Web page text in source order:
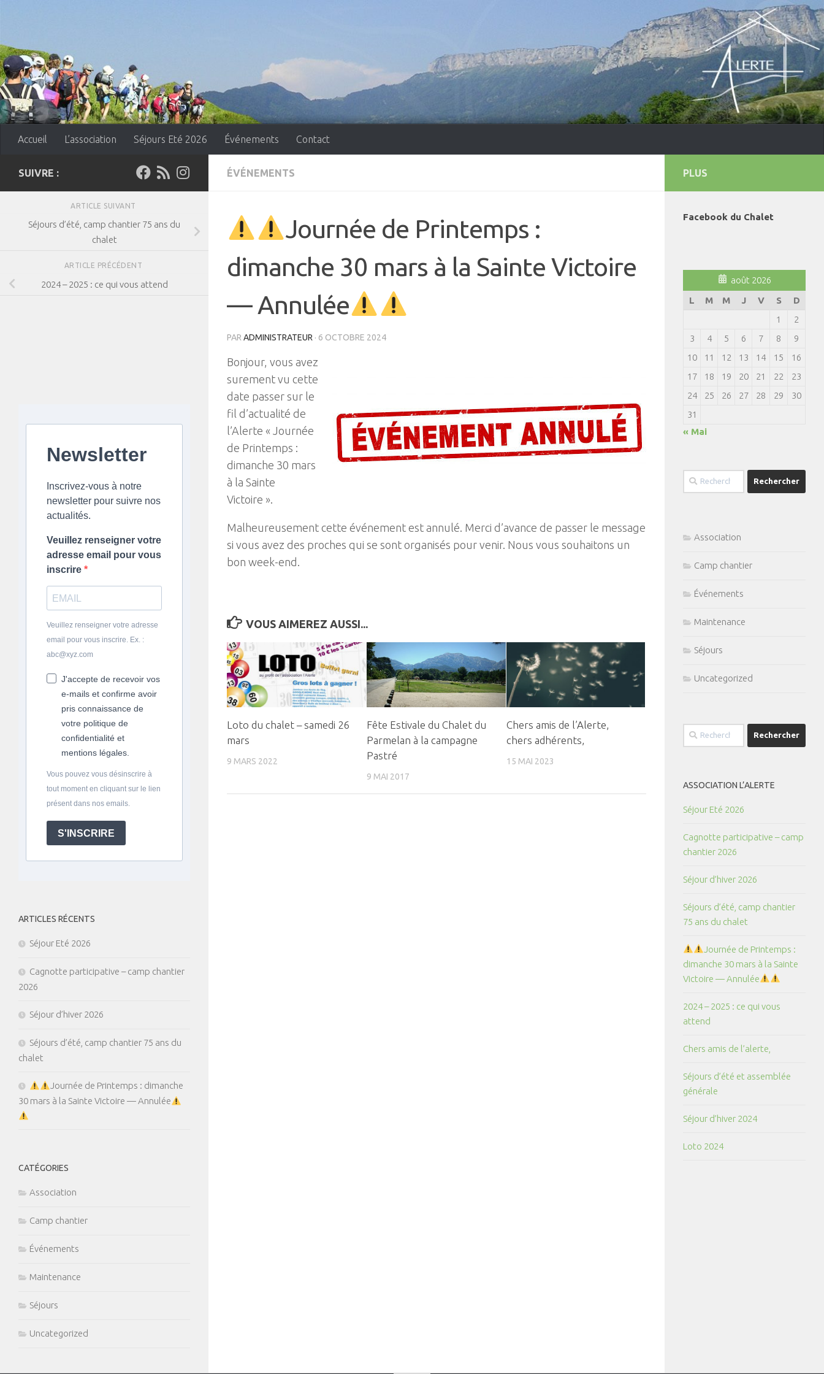
Accueil L’association Séjours Eté 2026 Événements Contact
ÉVÉNEMENTS
Journée de Printemps :
dimanche 30 mars à la Sainte Victoire
— Annulée
PAR ADMINISTRATEUR · 6 OCTOBRE 2024
Bonjour, vous avez
surement vu cette
date passer sur le
fil d’actualité de
l’Alerte « Journée
de Printemps :
dimanche 30 mars
à la Sainte
Victoire ».
Malheureusement cette événement est annulé. Merci d’avance de passer le message
si vous avez des proches qui se sont organisés pour venir. Nous vous souhaitons un
bon week-end.
VOUS AIMEREZ AUSSI...
Loto du chalet – samedi 26
mars
9 MARS 2022
Fête Estivale du Chalet du
Parmelan à la campagne
Pastré
9 MAI 2017
Chers amis de l’Alerte,
chers adhérents,
15 MAI 2023
SUIVRE :
ARTICLE SUIVANT
Séjours d’été, camp chantier 75 ans du
chalet
ARTICLE PRÉCÉDENT
2024 – 2025 : ce qui vous attend
Newsletter
Inscrivez-vous à notre
newsletter pour suivre nos
actualités.
Veuillez renseigner votre
adresse email pour vous
inscrire
Veuillez renseigner votre adresse
email pour vous inscrire. Ex. :
abc@xyz.com
J'accepte de recevoir vos
e-mails et confirme avoir
pris connaissance de
votre politique de
confidentialité et
mentions légales.
Vous pouvez vous désinscrire à
tout moment en cliquant sur le lien
présent dans nos emails.
S'INSCRIRE
ARTICLES RÉCENTS
Séjour Eté 2026
Cagnotte participative – camp chantier
2026
Séjour d’hiver 2026
Séjours d’été, camp chantier 75 ans du
chalet
Journée de Printemps : dimanche
30 mars à la Sainte Victoire — Annulée
CATÉGORIES
Association
Camp chantier
Événements
Maintenance
Séjours
Uncategorized
PLUS
Facebook du Chalet
août 2026
L
M M J V S
D
1
2
3
4 5 6 7 8
9
10
11 12 13 14 15
16
17
18 19 20 21 22
23
24
25 26 27 28 29
30
31
« Mai
Rechercher :
Association
Camp chantier
Événements
Maintenance
Séjours
Uncategorized
Rechercher :
ASSOCIATION L’ALERTE
Séjour Eté 2026
Cagnotte participative – camp
chantier 2026
Séjour d’hiver 2026
Séjours d’été, camp chantier
75 ans du chalet
Journée de Printemps :
dimanche 30 mars à la Sainte
Victoire — Annulée
2024 – 2025 : ce qui vous
attend
Chers amis de l’alerte,
Séjours d’été et assemblée
générale
Séjour d’hiver 2024
Loto 2024